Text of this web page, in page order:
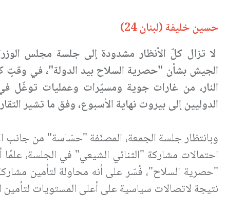
حسين خليفة (لبنان 24)
لا تزال كلّ الأنظار مشدودة إلى جلسة مجلس
الجيش بشأن "حصرية السلاح بيد الدولة"، في وقتٍ
النار، من غارات جوية ومسيّرات وعمليات توغّل
الدوليين إلى بيروت نهاية الأسبوع، وفق ما تشير
وبانتظار جلسة الجمعة، المصنّفة "حسّاسة" من جانب
احتمالات مشاركة "الثنائي الشيعي" في الجلسة،
"حصرية السلاح"، فُسّر على أنه محاولة لتأمين
نتيجة لاتصالات سياسية على أعلى المستويات لتأمين